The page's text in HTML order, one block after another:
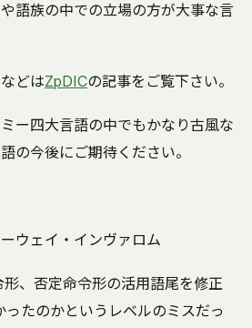
語族の中での立場の方が大事な言
どはZpDICの記事をご覧下さい。
ー四大言語の中でもかなり古風な
の今後にご期待ください。
ウェイ・インヴァロム
、否定命令形の活用語尾を修正
たのかというレベルのミスだっ